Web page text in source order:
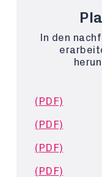
In den
(PDF)
(PDF)
(PDF)
(PDF)